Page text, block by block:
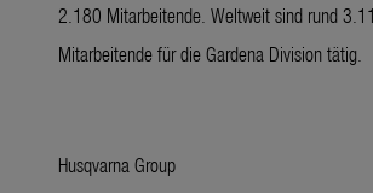
2.180 Mitarbeitende. Weltweit sind rund
Mitarbeitende für die Gardena Division tätig.
Husqvarna Group